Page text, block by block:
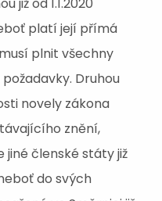
platí její přímá
plnit všechny
Druhou
novely zákona
znění,
jiné členské státy již
do svých